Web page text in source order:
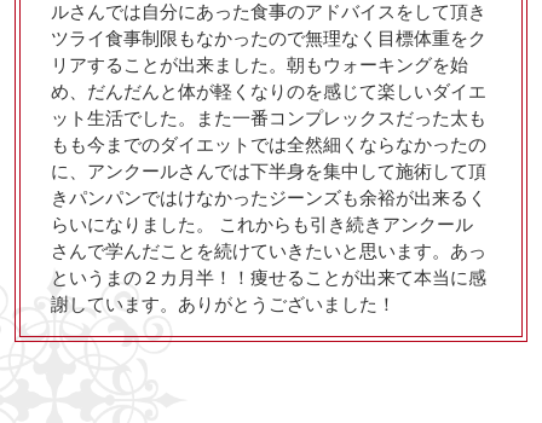
ルさんでは自分にあった食事のアドバイスをして頂き
ツライ食事制限もなかったので無理なく目標体重をク
リアすることが出来ました。朝もウォーキングを始
め、だんだんと体が軽くなりのを感じて楽しいダイエ
ット生活でした。また一番コンプレックスだった太も
もも今までのダイエットでは全然細くならなかったの
に、アンクールさんでは下半身を集中して施術して頂
きパンパンではけなかったジーンズも余裕が出来るく
らいになりました。 これからも引き続きアンクール
さんで学んだことを続けていきたいと思います。あっ
というまの２カ月半！！痩せることが出来て本当に感
謝しています。ありがとうございました！